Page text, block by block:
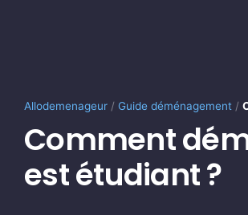
Allodemenageur / Guide déménagement /
Comment
est étudiant ?